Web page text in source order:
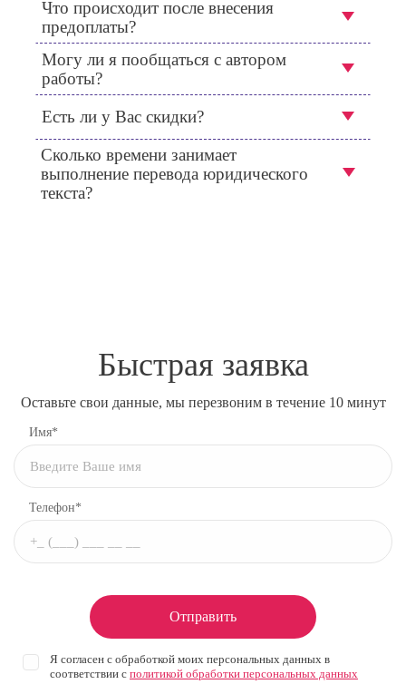
Что происходит после внесения
предоплаты?
Могу ли я пообщаться с автором
работы?
Есть ли у Вас скидки?
Сколько времени занимает
выполнение перевода юридического
текста?
Быстрая заявка
Оставьте свои данные, мы перезвоним в течение 10 минут
Имя*
Телефон*
Отправить
Я согласен с обработкой моих персональных данных в
соответствии с политикой обработки персональных данных